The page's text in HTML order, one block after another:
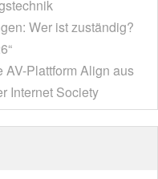
Wer ist zuständig?
Plattform Align aus
Internet Society